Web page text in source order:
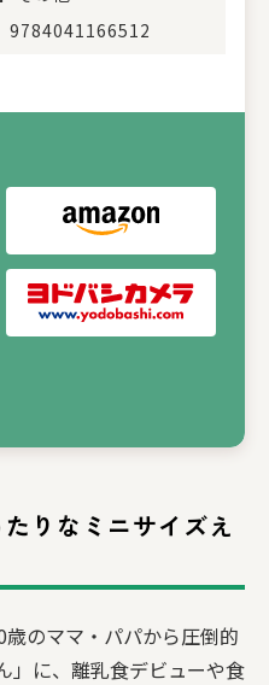
9784041166512
りなミニサイズえ
のママ・パパから圧倒的
」に、離乳食デビューや食